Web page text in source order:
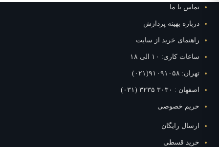
تماس با ما
درباره بهینه پردازش
راهنمای خرید از سایت
ساعات کاری: ۱۰ الی ۱۸
تهران: ۹۱۰۹۱۰۵۸(۰۲۱)
اصفهان : ۳۰۳۰ ۳۲۳۵ (۰۳۱)
حریم خصوصی
ارسال رایگان
خرید قسطی